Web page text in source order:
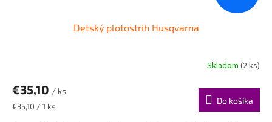
Detský plotostrih Husqvarna
Skladom (2 ks)
€35,10 / ks
Jednotková
€35,10 / 1 ks
Do košíka